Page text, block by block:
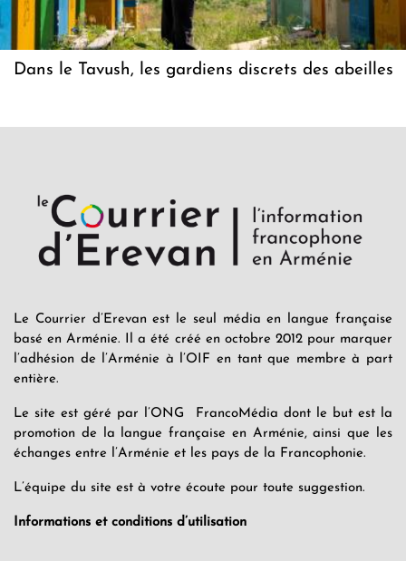
Dans le Tavush, les gardiens discrets des abeilles
Le Courrier d’Erevan est le seul média en langue française
basé en Arménie. Il a été créé en octobre 2012 pour marquer
l’adhésion de l’Arménie à l’OIF en tant que membre à part
entière.
Le site est géré par l’ONG FrancoMédia dont le but est la
promotion de la langue française en Arménie, ainsi que les
échanges entre l’Arménie et les pays de la Francophonie.
L’équipe du site est à votre écoute pour toute suggestion.
Informations et conditions d’utilisation